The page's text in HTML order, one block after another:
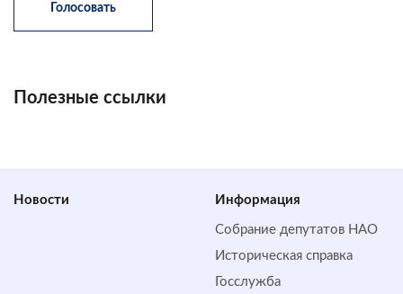
Полезные ссылки
Новости Информация
Собрание депутатов НАО
Историческая справка
Госслужба